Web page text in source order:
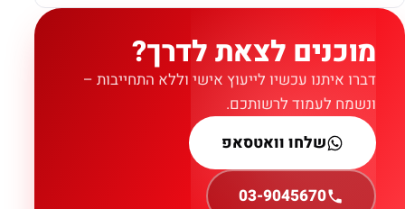
מוכנים לצאת לדרך?
דברו איתנו עכשיו לייעוץ אישי וללא התחייבות –
ונשמח לעמוד לרשותכם.
שלחו וואטסאפ
03-9045670